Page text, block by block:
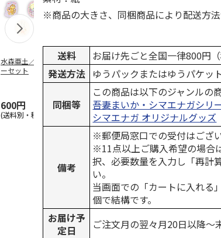
水森亜土／ステッカ
ーセット
600円
(送料別・税込)
リラックマ／マルチ
ケース
5.0（6）
1,100円
(送料別・税込)
ポムポムプリン30th
おもちもちもちマス
コット
2,200円
(送料別・税込)
※商品の大きさ、同梱商品により配送方法
送料
お届け先ごと全国一律800円（
発送方法 ゆうパックまたはゆうパケッ
同梱等
この商品は以下のジャンルの
吾妻まいか・シマエナガシ
シマエナガ オリジナルグッズ
備考
※郵便局窓口での受付はござ
※11点以上ご購入希望の場合
択、必要数量を入力し「再計
い。
当画面での「カートに入れる
個で結構です。
お届け予
定日
ご注文月の翌々月20日以降～